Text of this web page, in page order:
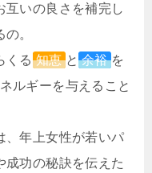
互いの良さを補完し
。
くる 知恵 と 余裕 を
ルギーを与えること
、年上女性が若いパ
成功の秘訣を伝えた